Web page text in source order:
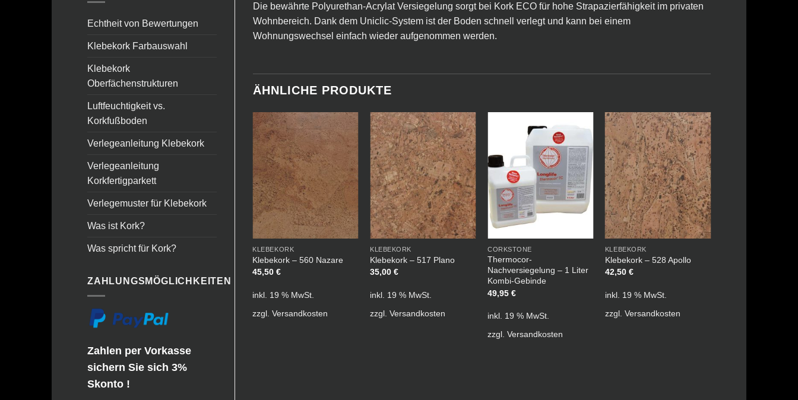
Echtheit von Bewertungen
Klebekork Farbauswahl
Klebekork
Oberfächenstrukturen
Luftfeuchtigkeit vs.
Korkfußboden
Verlegeanleitung Klebekork
Verlegeanleitung
Korkfertigparkett
Verlegemuster für Klebekork
Was ist Kork?
Was spricht für Kork?
ZAHLUNGSMÖGLICHKEITEN
Zahlen per Vorkasse
sichern Sie sich 3%
Skonto !
Die bewährte Polyurethan-Acrylat Versiegelung sorgt bei Kork ECO für hohe Strapazierfähigkeit im privaten
Wohnbereich. Dank dem Uniclic-System ist der Boden schnell verlegt und kann bei einem
Wohnungswechsel einfach wieder aufgenommen werden.
ÄHNLICHE PRODUKTE
KLEBEKORK
Klebekork – 560 Nazare
45,50€
inkl. 19 % MwSt.
zzgl.Versandkosten
KLEBEKORK
Klebekork – 517 Plano
35,00€
inkl. 19 % MwSt.
zzgl.Versandkosten
CORKSTONE
Thermocor-
Nachversiegelung – 1 Liter
Kombi-Gebinde
49,95€
inkl. 19 % MwSt.
zzgl.Versandkosten
KLEBEKORK
Klebekork – 528 Apollo
42,50 €
inkl. 19 % MwSt.
zzgl. Versandkosten
Angebot!
KLEBEKORK
34,00€ Ursprünglicher
30,00€Aktueller
zzgl.Versandkosten